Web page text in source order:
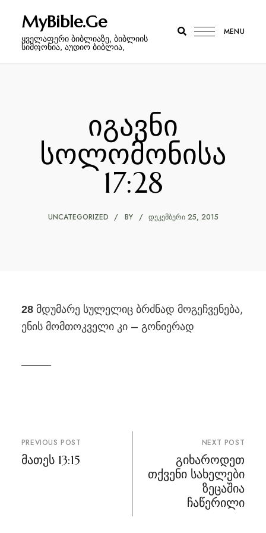
MyBible.Ge
ყველაფერი ბიბლიაზე, ბიბლიის
სიმფონია, აუდიო ბიბლია,
MENU
იგავნი
სოლომონისა
17:28
UNCATEGORIZED BY ᲓᲔᲙᲔᲛᲑᲔᲠᲘ 25, 2015
28 მდუმარე სულელიც ბრძნად მოგეჩვენება,
ენის მომთოკველი კი – გონიერად
პოსტის
ნავიგაცია
PREVIOUS POST
მათეს 13:15
NEXT POST
გიხაროდეთ
თქვენი სახელები
ზეცაშია
ჩაწერილი